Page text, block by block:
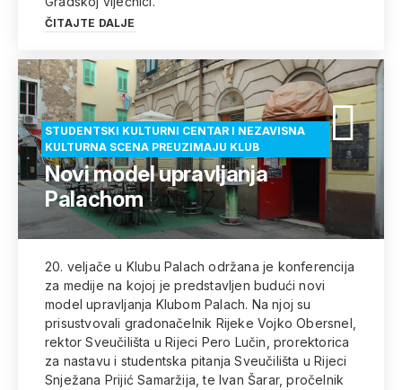
ČITAJTE DALJE
STUDENTSKI KULTURNI CENTAR I NEZAVISNA
KULTURNA SCENA PREUZIMAJU KLUB
Novi model upravljanja
Palachom
20. veljače u Klubu Palach održana je konferencija
za medije na kojoj je predstavljen budući novi
model upravljanja Klubom Palach. Na njoj su
prisustvovali gradonačelnik Rijeke Vojko Obersnel,
rektor Sveučilišta u Rijeci Pero Lučin, prorektorica
za nastavu i studentska pitanja Sveučilišta u Rijeci
Snježana Prijić Samaržija, te Ivan Šarar, pročelnik